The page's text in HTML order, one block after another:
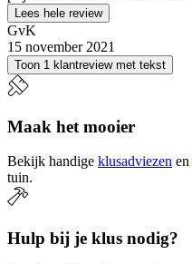
Lees hele review
GvK
15 november 2021
Toon 1 klantreview met tekst
Maak het mooier
Bekijk handige klusadviezen en
tuin.
Hulp bij je klus nodig?